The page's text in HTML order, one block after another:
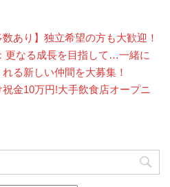
数あり】独立希望の方も大歓迎！
更なる成長を目指して…一緒に
る新しい仲間を大募集！
祝金10万円!大手飲食店オープニ